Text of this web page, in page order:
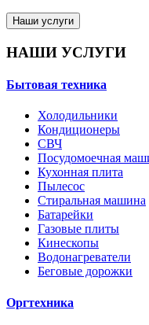
Наши услуги
НАШИ УСЛУГИ
Бытовая техника
Холодильники
Кондиционеры
СВЧ
Посудомоечная
Кухонная плита
Пылесос
Стиральная машина
Батарейки
Газовые плиты
Кинескопы
Водонагреватели
Беговые дорожки
Оргтехника